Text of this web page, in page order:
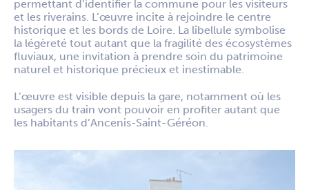
permettant d’identifier la commune pour les visiteurs
et les riverains. L’œuvre incite à rejoindre le centre
historique et les bords de Loire. La libellule symbolise
la légèreté tout autant que la fragilité des écosystèmes
fluviaux, une invitation à prendre soin du patrimoine
naturel et historique précieux et inestimable.
L’œuvre est visible depuis la gare, notamment où les
usagers du train vont pouvoir en profiter autant que
les habitants d’Ancenis-Saint-Géréon.